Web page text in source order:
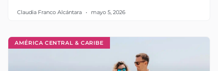
Claudia Franco Alcántara mayo 5, 2026
AMÉRICA CENTRAL & CARIBE